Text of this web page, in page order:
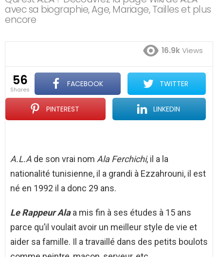
avec sa biographie, Age, Mariage, Tailles et plus
encore
16.9kViews
56
shares
FACEBOOK TWITTER
PINTEREST LINKEDIN
A.L.A de son vrai nom Ala Ferchichi, il a la
nationalité tunisienne, il a grandi à Ezzahrouni, il est
né en 1992 il a donc 29 ans.
Le Rappeur Alaa mis fin à ses études à 15 ans
parce qu’il voulait avoir un meilleur style de vie et
aider sa famille. Il a travaillé dans des petits boulots